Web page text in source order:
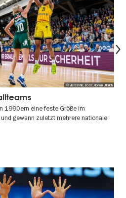
© visitBerlin, Foto: Florian Ullbrich
1990ern eine feste Größe im
gewann zuletzt mehrere nationale